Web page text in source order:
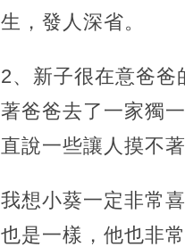
生，發人深省。
2、新子很在意爸
著爸爸去了一家獨
直說一些讓人摸不
我想小葵一定非常
也是一樣，他也非